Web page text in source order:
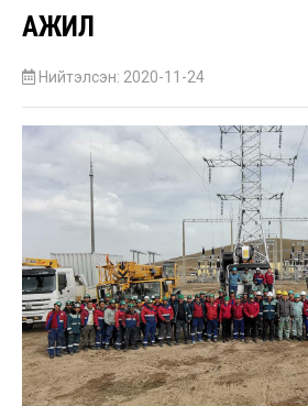
АЖИЛ
Нийтэлсэн: 2020-11-24